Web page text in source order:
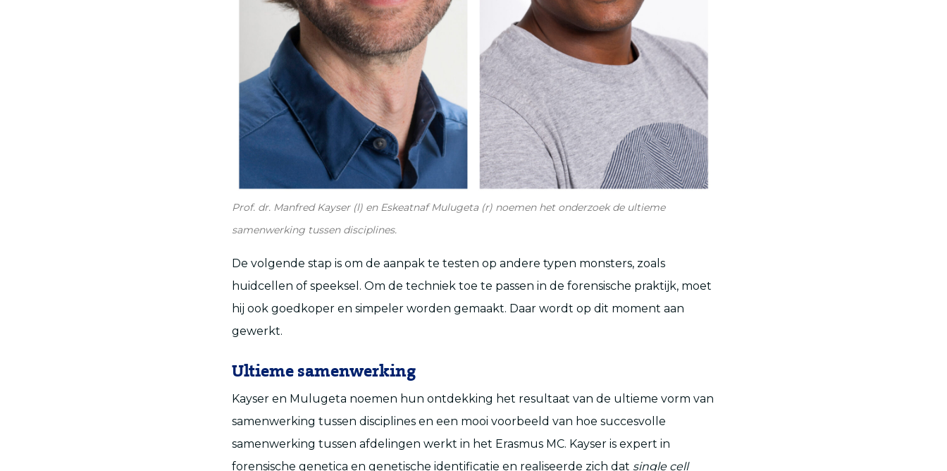
Prof. dr. Manfred Kayser (l) en Eskeatnaf Mulugeta (r) noemen het onderzoek de ultieme
samenwerking tussen disciplines.
De volgende stap is om de aanpak te testen op andere typen monsters, zoals
huidcellen of speeksel. Om de techniek toe te passen in de forensische praktijk, moet
hij ook goedkoper en simpeler worden gemaakt. Daar wordt op dit moment aan
gewerkt.
Ultieme samenwerking
Kayser en Mulugeta noemen hun ontdekking het resultaat van de ultieme vorm van
samenwerking tussen disciplines en een mooi voorbeeld van hoe succesvolle
samenwerking tussen afdelingen werkt in het Erasmus MC. Kayser is expert in
forensische genetica en genetische identificatie en realiseerde zich dat single cell